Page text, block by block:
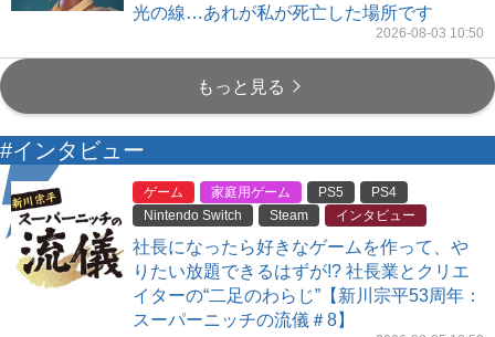
光の線…あれが私が死亡した場所です
2026-08-03 10:50
もっと見る
#インタビュー
ゲーム 家庭用ゲーム PS5
PS4
Nintendo Switch
Steam インタビュー
社長になったら好きなゲームを作って、や
りたい放題できるはずが!? 社長業とクリエ
イターの“二足のわらじ”【新川宗平53周年：
スーパーニッチの流儀＃8】